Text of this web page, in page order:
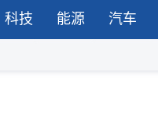
科技 能源 汽车